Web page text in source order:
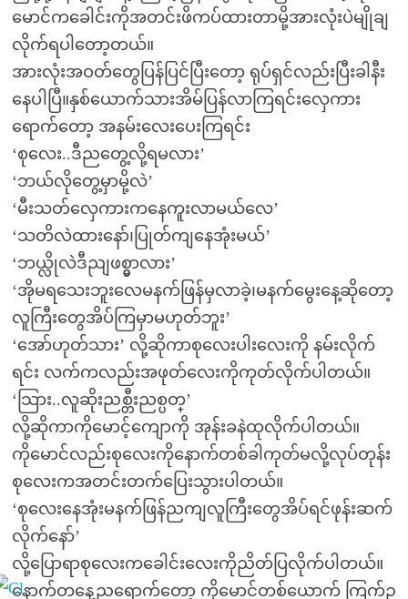
မောင်ကခေါင်းကိုအတင်းဖိကပ်ထားတာမို့အားလုံးပဲမျိုချ
လိုက်ရပါတော့တယ်။
အားလုံးအဝတ်တွေပြန်ပြင်ပြီးတော့ ရုပ်ရှင်လည်းပြီးခါနီး
နေပါပြီ။နှစ်ယောက်သားအိမ်ပြန်လာကြရင်းလှေကား
ရောက်တော့ အနမ်းလေးပေးကြရင်း
‘စုလေး..ဒီညတွေ့လို့ရမလား’
‘ဘယ်လိုတွေ့မှာမို့လဲ’
‘မီးသတ်လှေကားကနေကူးလာမယ်လေ’
‘သတိလဲထားနော်၊ပြုတ်ကျနေအုံးမယ်’
‘ဘယ္လိုလဲဒီညျဖစ္မွာလား’
‘အိုမရသေးဘူးလေမနက်ဖြန်မှလာခဲ့၊မနက်မွေးနေ့ဆိုတော့
လူကြီးတွေအိပ်ကြမှာမဟုတ်ဘူး’
‘အော်ဟုတ်သား’ လို့ဆိုကာစုလေးပါးလေးကို နမ်းလိုက်
ရင်း လက်ကလည်းအဖုတ်လေးကိုကုတ်လိုက်ပါတယ်။
‘သြား..လူဆိုးညစ္တီးညစ္ပတ္’
လို့ဆိုကာကိုမောင့်ကျောကို အုန်းခနဲထုလိုက်ပါတယ်။
ကိုမောင်လည်းစုလေးကိုနောက်တစ်ခါကုတ်မလို့လုပ်တုန်း
စုလေးကအတင်းတက်ပြေးသွားပါတယ်။
‘စုလေးနေအုံးမနက်ဖြန်ညကျလူကြီးတွေအိပ်ရင်ဖုန်းဆက်
လိုက်နော်’
လို့ပြောရာစုလေးကခေါင်းလေးကိုညိတ်ပြလိုက်ပါတယ်။
နောက်တနေ့ညရောက်တော့ ကိုမောင်တစ်ယောက် ကြက်ဥ